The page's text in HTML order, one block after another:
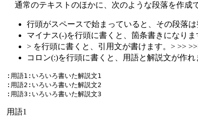
通常のテキストのほかに、次のような段落を作成
行頭がスペースで始まっていると、その段落
マイナス(-)を行頭に書くと、箇条書きになりま
> を行頭に書くと、引用文が書けます。> >>
コロン(:)を行頭に書くと、用語と解説文が作れ
:用語1:いろいろ書いた解説文1
:用語2:いろいろ書いた解説文2
用語1